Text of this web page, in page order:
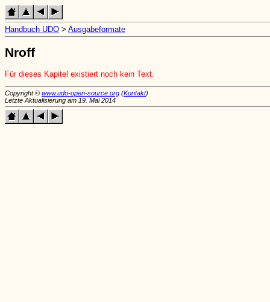
Handbuch UDO > Ausgabeformate
Nroff
Für dieses Kapitel existiert noch kein Text.
Copyright © www.udo-open-source.org (Kontakt)
Letzte Aktualisierung am 19. Mai 2014